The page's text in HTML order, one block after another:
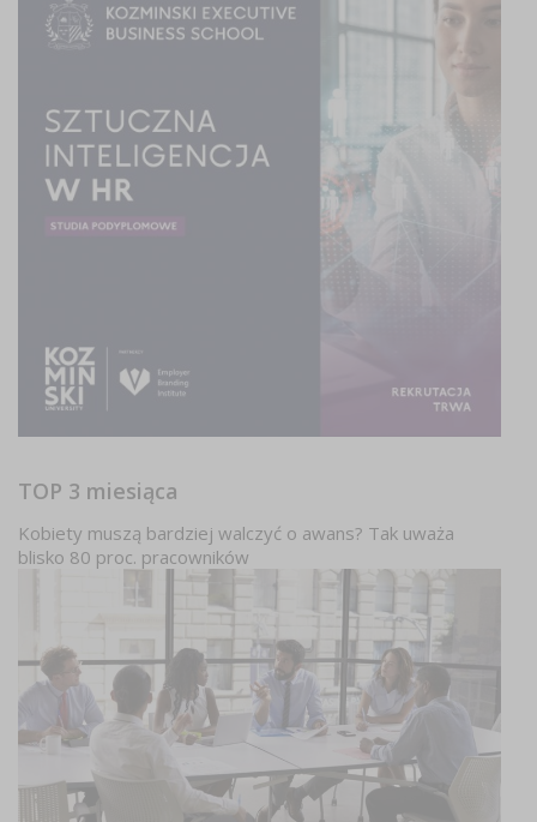
TOP 3 miesiąca
Kobiety muszą bardziej walczyć o awans? Tak uważa
blisko 80 proc. pracowników